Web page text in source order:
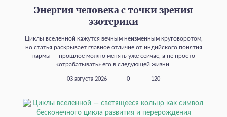
Энергия человека с точки зрения
эзотерики
Циклы вселенной кажутся вечным неизменным круговоротом,
но статья раскрывает главное отличие от индийского понятия
кармы — прошлое можно менять уже сейчас, а не просто
«отрабатывать» его в следующей жизни.
03 августа 2026 0 120